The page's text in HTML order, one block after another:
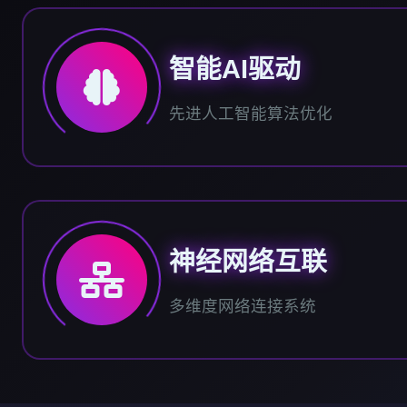
智能AI驱动
先进人工智能算法优化
神经网络互联
多维度网络连接系统